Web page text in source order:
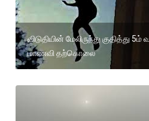
விடுதியின் மேலிருந்து குதித்து 5ம்
மாணவி தற்கொலை